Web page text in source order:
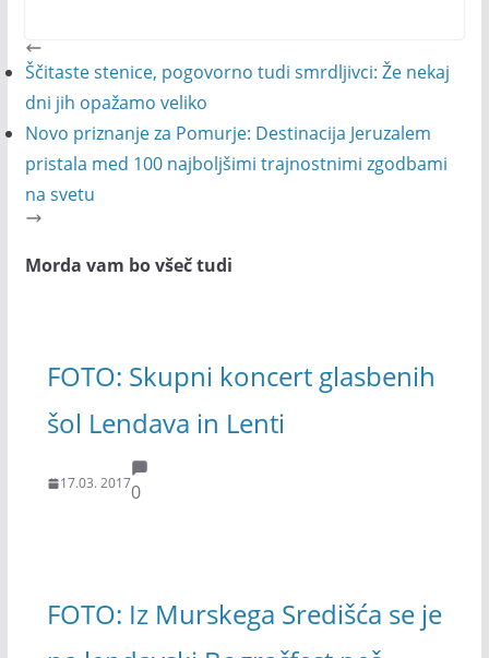
Ščitaste stenice, pogovorno tudi smrdljivci: Že nekaj
dni jih opažamo veliko
Novo priznanje za Pomurje: Destinacija Jeruzalem
pristala med 100 najboljšimi trajnostnimi zgodbami
na svetu
Morda vam bo všeč tudi
FOTO: Skupni koncert glasbenih
šol Lendava in Lenti
17.03. 20170
FOTO: Iz Murskega Središća se je